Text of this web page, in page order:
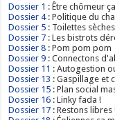
Dossier 1 : Être chômeur
Dossier 4: Politique du
Dossier 5 : Toilettes
Dossier 7 : Les bistrots
Dossier 8 : Pom pom pom
Dossier 9 : Connectons
Dossier 11 : Autogestion
Dossier 13 : Gaspillage et
Dossier 15 : Plan social
Dossier 16 : Linky fada !
Dossier 17 : Restons libres